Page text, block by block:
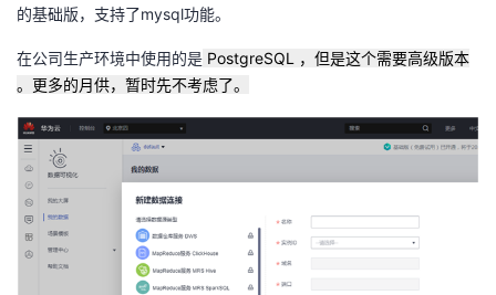
的基础版，支持了mysql功能。
在公司生产环境中使用的是 PostgreSQL ，但是这个需要高级版本
。更多的月供，暂时先不考虑了。